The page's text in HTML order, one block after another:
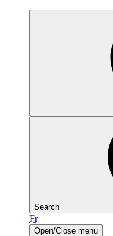
Search
Fr
Open/Close menu